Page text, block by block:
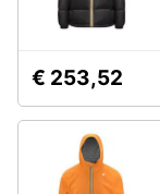
€ 253,52